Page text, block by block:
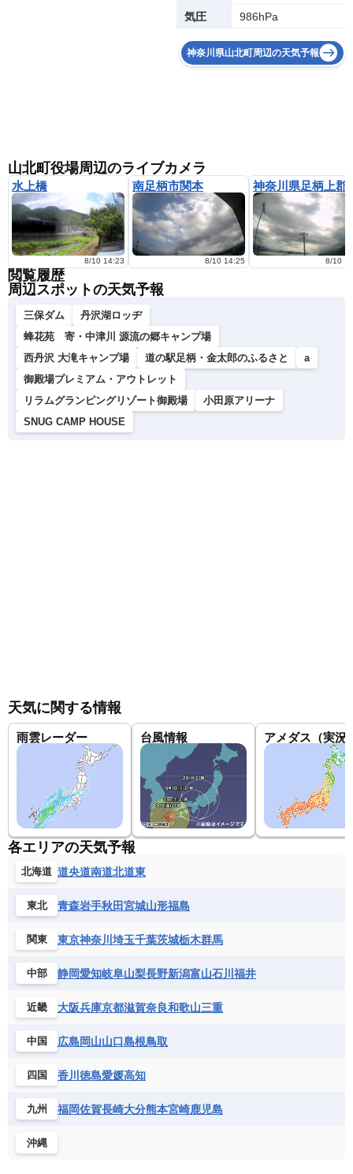
気圧
986hPa
神奈川県山北町周辺の天気予報
山北町役場周辺のライブカメラ
水上橋
8/10 14:23
南足柄市関本
8/10 14:25 8/10
閲覧履歴
周辺スポットの天気予報
三保ダム
丹沢湖ロッヂ
蜂花苑 寄・中津川 源流の郷キャンプ場
西丹沢 大滝キャンプ場
道の駅足柄・金太郎のふるさと
a
御殿場プレミアム・アウトレット
リラムグランピングリゾート御殿場
小田原アリーナ
SNUG CAMP HOUSE
天気に関する情報
雨雲レーダー 台風情報 アメダス（実況
各エリアの天気予報
北海道 道央道南道北道東
東北 青森岩手秋田宮城山形福島
関東 東京神奈川 埼玉千葉茨城栃木群馬
中部 静岡愛知岐阜山梨長野新潟富山石川 福井
近畿 大阪兵庫京都滋賀奈良和歌山三重
中国 広島岡山山口島根鳥取
四国 香川 徳島愛媛高知
九州 福岡佐賀長崎大分熊本宮崎鹿児島
沖縄